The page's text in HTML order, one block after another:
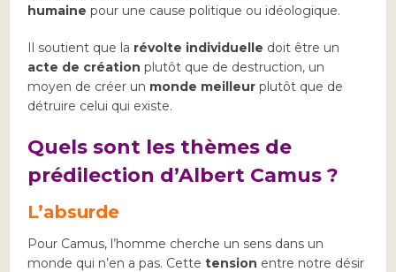
humaine pour une cause politique ou idéologique.
Il soutient que la révolte individuelle doit être un
acte de création plutôt que de destruction, un
moyen de créer un monde meilleur plutôt que de
détruire celui qui existe.
Quels sont les thèmes de
prédilection d’Albert Camus ?
L’absurde
Pour Camus, l’homme cherche un sens dans un
monde qui n’en a pas. Cettetension entre notre désir